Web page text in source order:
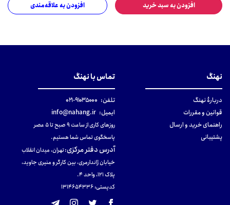
افزودن به سبد خرید افزودن به علاقه‌مندی
نهنگ
دربارهٔ نهنگ
قوانین و مقررات
راهنمای خرید و ارسال
پشتیبانی
تماس با نهنگ
تلفن: ۹۱۰۳۵۰۰۰-۰۲۱
ایمیل: info@nahang.ir
روزهای کاری از ساعت ۹ صبح تا ۵ عصر
پاسخگوی تماس شما هستیم.
آدرس دفتر مرکزی:تهران، میدان انقلاب
خیابان ژاندارمری، بین کارگر و منیری جاوید،
پلاک 121، واحد ۴.
کدپستی: 131465433۶